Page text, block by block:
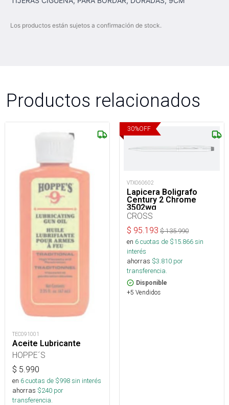
Los productos están sujetos a confirmación de stock.
Productos relacionados
TEC091001
Aceite Lubricante
HOPPE´S
$ 5.990
en 6cuotas de $998sin interés
ahorras $240 por
transferencia.
30%OFF
VTX060602
Lapicera Boligrafo
Century 2 Chrome
3502wg
CROSS
$ 95.193 $135.990
en 6cuotas de $15.866sin
interés
ahorras $3.810 por
transferencia.
Disponible
+5 Vendidos